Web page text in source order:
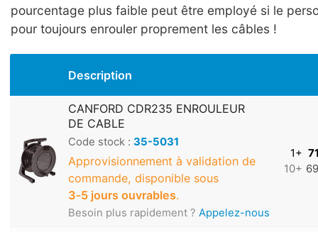
pourcentage plus faible peut être employé si le
pour toujours enrouler proprement les câbles !
Description
CANFORD CDR235 ENROULEUR
DE CABLE
Code stock : 35-5031
Approvisionnement à validation de
commande, disponible sous
3‑5 jours ouvrables.
Besoin plus rapidement ? Appelez-nous
1+
10+